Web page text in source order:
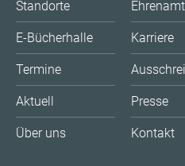
Standorte
E-Bücherhalle
Termine
Aktuell
Über uns
Ehrenamt
Karriere
Presse
Kontakt